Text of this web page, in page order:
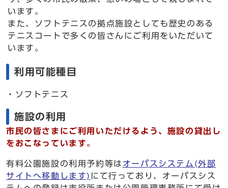
います。
また、ソフトテニスの拠点施設としても歴史のある
テニスコートで多くの皆さんにご利用をいただいて
います。
利用可能種目
・ソフトテニス
施設の利用
市民の皆さまにご利用いただけるよう、施設の貸出し
をおこなっています。
有料公園施設の利用予約等は オーパスシステム(外部
サイトへ移動します) にて行っており、オーパスシス